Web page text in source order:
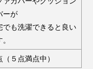
ーが
でも洗濯できると良い
（５点満点中）